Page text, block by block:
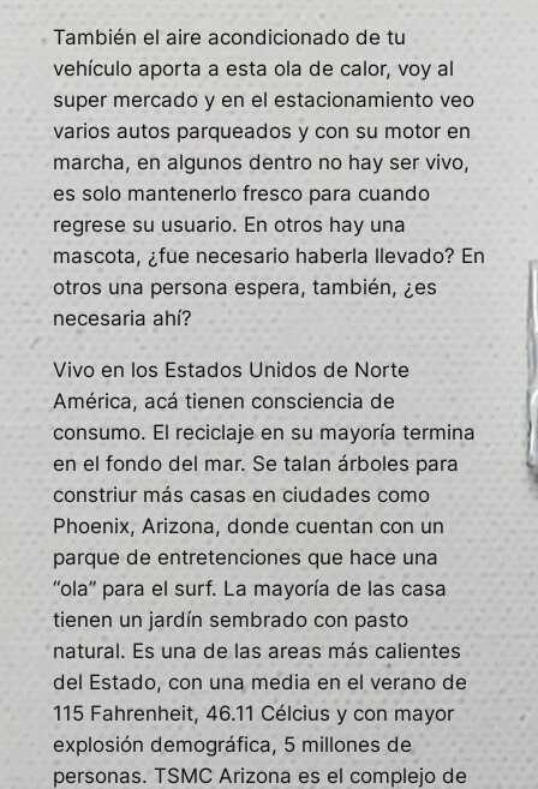
También el aire acondicionado de tu
vehículo aporta a esta ola de calor, voy al
super mercado y en el estacionamiento veo
varios autos parqueados y con su motor en
marcha, en algunos dentro no hay ser vivo,
es solo mantenerlo fresco para cuando
regrese su usuario. En otros hay una
mascota, ¿fue necesario haberla llevado? En
otros una persona espera, también, ¿es
necesaria ahí?
Vivo en los Estados Unidos de Norte
América, acá tienen consciencia de
consumo. El reciclaje en su mayoría termina
en el fondo del mar. Se talan árboles para
constriur más casas en ciudades como
Phoenix, Arizona, donde cuentan con un
parque de entretenciones que hace una
“ola” para el surf. La mayoría de las casa
tienen un jardín sembrado con pasto
natural. Es una de las areas más calientes
del Estado, con una media en el verano de
115 Fahrenheit, 46.11 Célcius y con mayor
explosión demográfica, 5 millones de
personas. TSMC Arizona es el complejo de